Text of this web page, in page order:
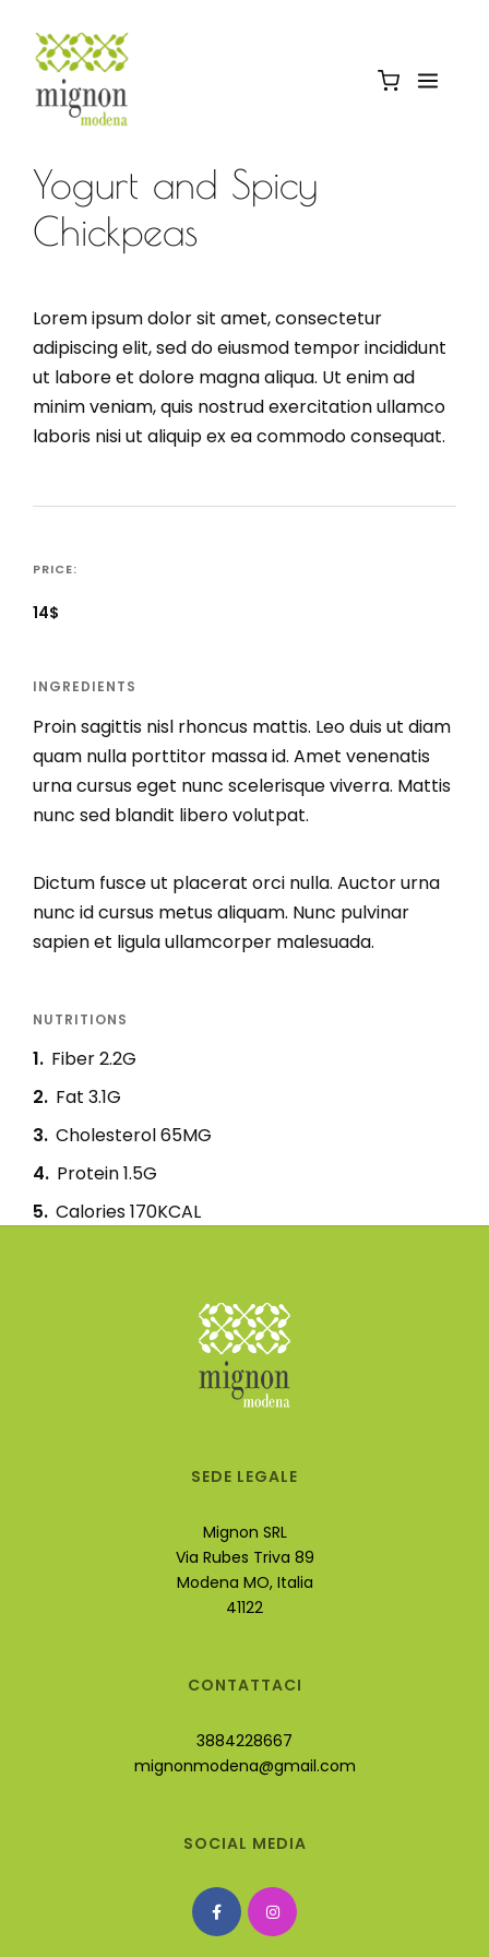
Yogurt and Spicy
Chickpeas
Lorem ipsum dolor sit amet, consectetur
adipiscing elit, sed do eiusmod tempor incididunt
ut labore et dolore magna aliqua. Ut enim ad
minim veniam, quis nostrud exercitation ullamco
laboris nisi ut aliquip ex ea commodo consequat.
PRICE:
14$
INGREDIENTS
Proin sagittis nisl rhoncus mattis. Leo duis ut diam
quam nulla porttitor massa id. Amet venenatis
urna cursus eget nunc scelerisque viverra. Mattis
nunc sed blandit libero volutpat.
Dictum fusce ut placerat orci nulla. Auctor urna
nunc id cursus metus aliquam. Nunc pulvinar
sapien et ligula ullamcorper malesuada.
NUTRITIONS
1 Fiber 2.2G
2 Fat 3.1G
3 Cholesterol 65MG
4 Protein 1.5G
5 Calories 170KCAL
SEDE LEGALE
Mignon SRL
Via Rubes Triva 89
Modena MO, Italia
41122
CONTATTACI
3884228667
mignonmodena@gmail.com
SOCIAL MEDIA